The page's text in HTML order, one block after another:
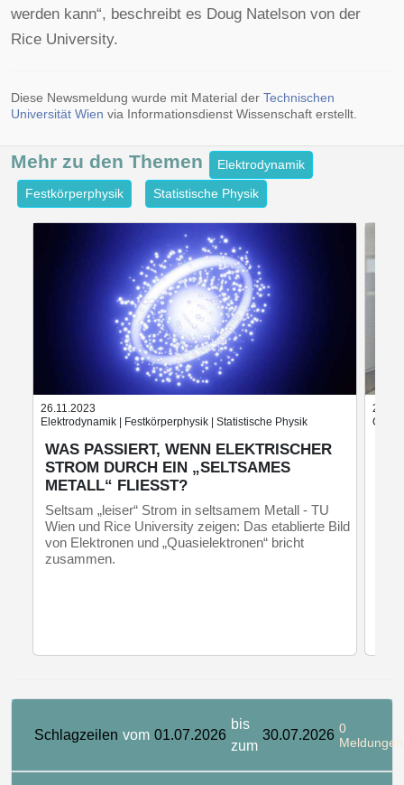
werden kann“, beschreibt es Doug Natelson von der
Rice University.
Diese Newsmeldung wurde mit Material der Technischen
Universität Wien via Informationsdienst Wissenschaft erstellt.
Mehr zu den Themen
Elektrodynamik
Festkörperphysik
Statistische Physik
26.11.2023
Elektrodynamik | Festkörperphysik | Statistische Physik
WAS PASSIERT, WENN ELEKTRISCHER
STROM DURCH EIN „SELTSAMES
METALL“ FLIESST?
Seltsam „leiser“ Strom in seltsamem Metall - TU
Wien und Rice University zeigen: Das etablierte Bild
von Elektronen und „Quasielektronen“ bricht
zusammen.
Schlagzeilen vom 01.07.2026
bis
zum
30.07.2026 0
Meldungen